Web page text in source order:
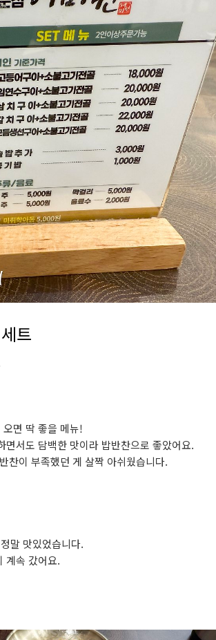
트
면 딱 좋을 메뉴!
서도 담백한 맛이라 밥반찬으로 좋았어요.
찬이 부족했던 게 살짝 아쉬웠습니다.
말 맛있었습니다.
계속 갔어요.